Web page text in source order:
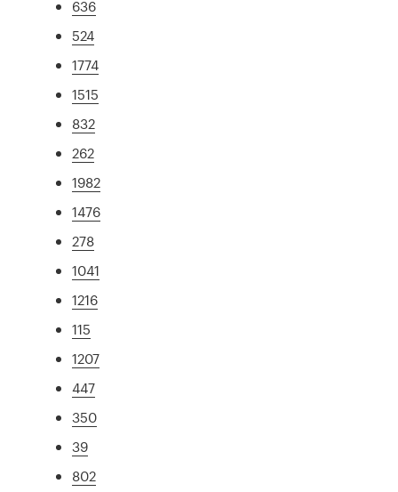
636
524
1774
1515
832
262
1982
1476
278
1041
1216
115
1207
447
350
39
802